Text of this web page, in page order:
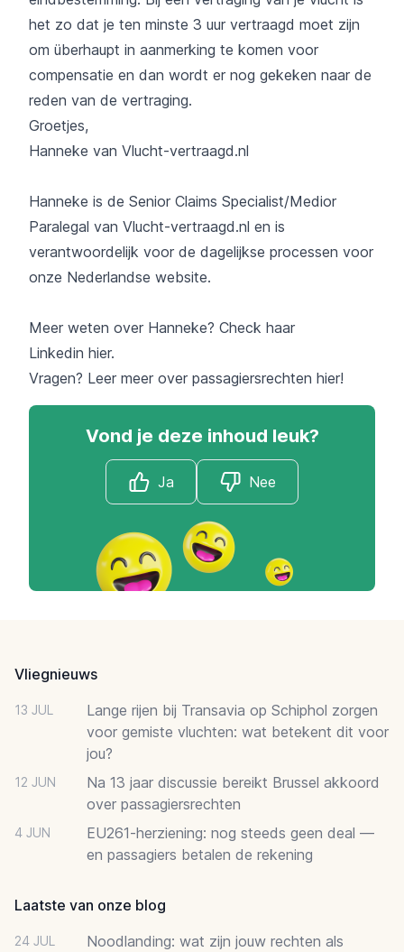
het zo dat je ten minste 3 uur vertraagd moet zijn
om überhaupt in aanmerking te komen voor
compensatie en dan wordt er nog gekeken naar de
reden van de vertraging.
Groetjes,
Hanneke van Vlucht-vertraagd.nl
Hanneke is de Senior Claims Specialist/Medior
Paralegal van Vlucht-vertraagd.nl en is
verantwoordelijk voor de dagelijkse processen voor
onze Nederlandse website.
Meer weten over Hanneke? Check haar
Linkedin hier.
Vragen? Leer meer over passagiersrechten hier!
Vond je deze inhoud leuk?
Ja Nee
Vliegnieuws
13 JUL
Lange rijen bij Transavia op Schiphol zorgen
voor gemiste vluchten: wat betekent dit voor
jou?
12 JUN
Na 13 jaar discussie bereikt Brussel akkoord
over passagiersrechten
4 JUN
EU261-herziening: nog steeds geen deal —
en passagiers betalen de rekening
Laatste van onze blog
24 JUL
Noodlanding: wat zijn jouw rechten als